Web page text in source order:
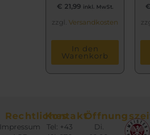
€ 21,99 inkl. MwSt.
zzgl. Versandkosten
In den
Warenkorb
Rechtliches
Impressum
Kontakt
Tel: +43
Di.